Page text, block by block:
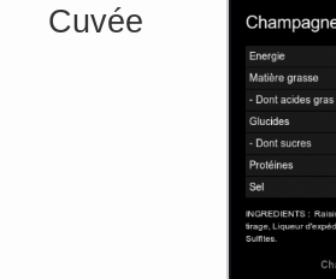
Cuvée